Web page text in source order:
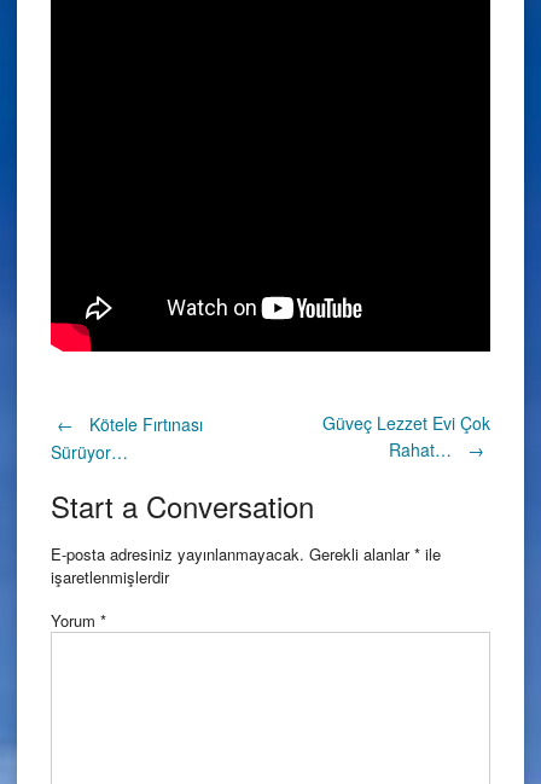
Post
navigation
←
Kötele Fırtınası
Sürüyor…
Güveç Lezzet Evi Çok
Rahat…
→
Start a Conversation
E-posta adresiniz yayınlanmayacak. Gerekli alanlar* ile
işaretlenmişlerdir
Yorum *